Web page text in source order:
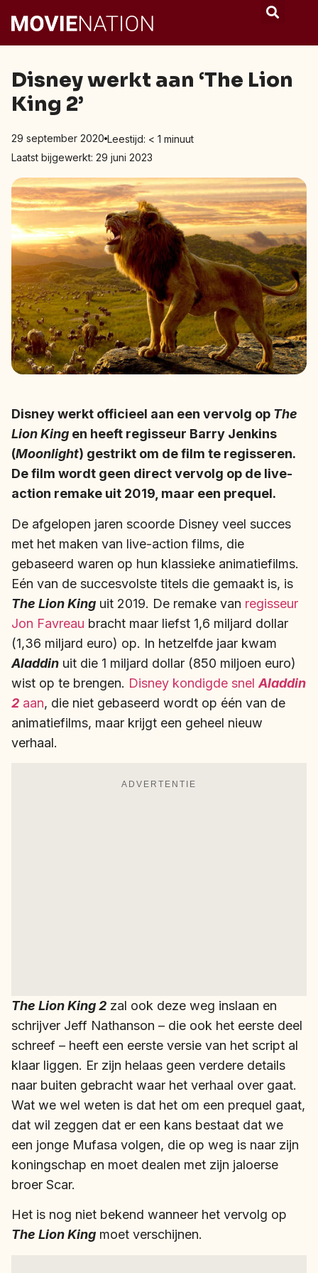
Disney werkt aan ‘The Lion
King 2’
29 september 2020 Leestijd: < 1 minuut
Laatst bijgewerkt: 29 juni 2023
Disney werkt officieel aan een vervolg op The
Lion King en heeft regisseur Barry Jenkins
(Moonlight) gestrikt om de film te regisseren.
De film wordt geen direct vervolg op de live-
action remake uit 2019, maar een prequel.
De afgelopen jaren scoorde Disney veel succes
met het maken van live-action films, die
gebaseerd waren op hun klassieke animatiefilms.
Eén van de succesvolste titels die gemaakt is, is
The Lion King uit 2019. De remake van regisseur
Jon Favreau bracht maar liefst 1,6 miljard dollar
(1,36 miljard euro) op. In hetzelfde jaar kwam
Aladdin uit die 1 miljard dollar (850 miljoen euro)
wist op te brengen. Disney kondigde snel Aladdin
2 aan, die niet gebaseerd wordt op één van de
animatiefilms, maar krijgt een geheel nieuw
verhaal.
ADVERTENTIE
The Lion King 2 zal ook deze weg inslaan en
schrijver Jeff Nathanson – die ook het eerste deel
schreef – heeft een eerste versie van het script al
klaar liggen. Er zijn helaas geen verdere details
naar buiten gebracht waar het verhaal over gaat.
Wat we wel weten is dat het om een prequel gaat,
dat wil zeggen dat er een kans bestaat dat we
een jonge Mufasa volgen, die op weg is naar zijn
koningschap en moet dealen met zijn jaloerse
broer Scar.
Het is nog niet bekend wanneer het vervolg op
The Lion King moet verschijnen.